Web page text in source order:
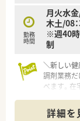
い知識を
■未経験や
制のもと
勤務
時間
月火水金
木土/08
※週40時
制
＼新しい健
調剤業務
べます。
＊
詳細を